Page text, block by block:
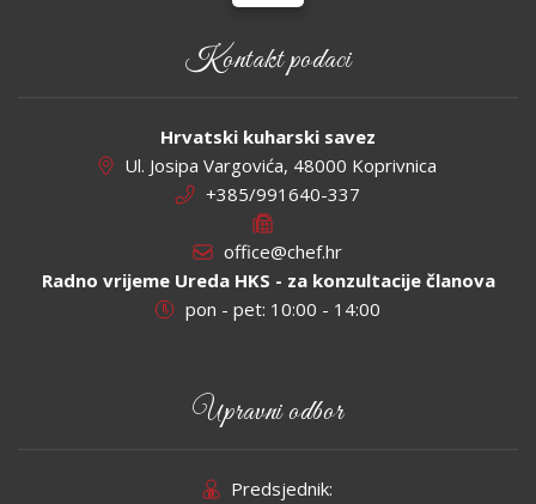
Kontakt podaci
Hrvatski kuharski savez
Ul. Josipa Vargovića, 48000 Koprivnica
+385/991640-337
office@chef.hr
Radno vrijeme Ureda HKS - za konzultacije članova
pon - pet: 10:00 - 14:00
Upravni odbor
Predsjednik: